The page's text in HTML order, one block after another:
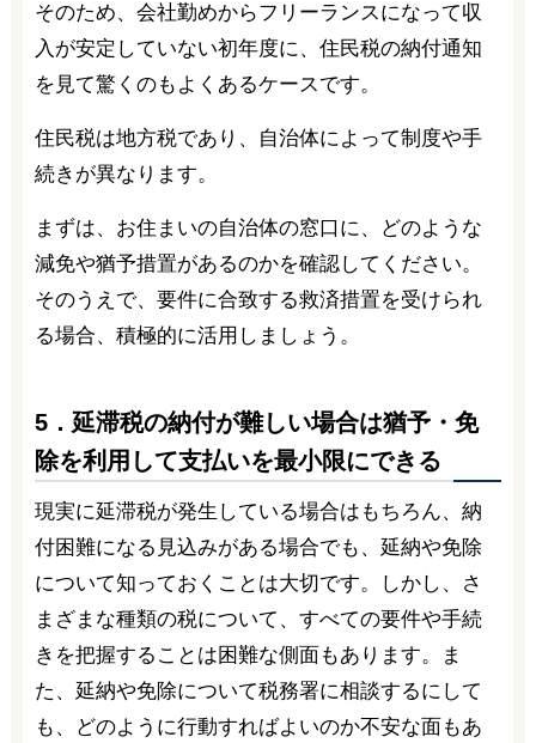
そのため、会社勤めからフリーランスになって収
入が安定していない初年度に、住民税の納付通知
を見て驚くのもよくあるケースです。
住民税は地方税であり、自治体によって制度や手
続きが異なります。
まずは、お住まいの自治体の窓口に、どのような
減免や猶予措置があるのかを確認してください。
そのうえで、要件に合致する救済措置を受けられ
る場合、積極的に活用しましょう。
5．延滞税の納付が難しい場合は猶予・免
除を利用して支払いを最小限にできる
現実に延滞税が発生している場合はもちろん、納
付困難になる見込みがある場合でも、延納や免除
について知っておくことは大切です。しかし、さ
まざまな種類の税について、すべての要件や手続
きを把握することは困難な側面もあります。ま
た、延納や免除について税務署に相談するにして
も、どのように行動すればよいのか不安な面もあ